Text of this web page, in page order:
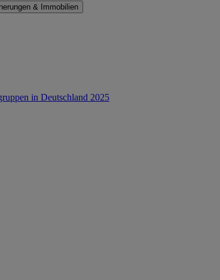
& Immobilien
in Deutschland 2025